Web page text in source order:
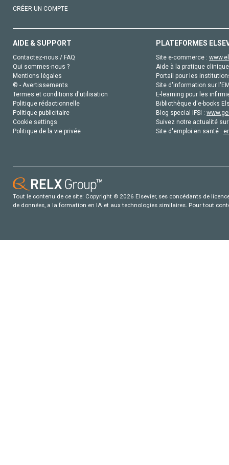
CRÉER UN COMPTE
AIDE & SUPPORT
Contactez-nous / FAQ
Qui sommes-nous ?
Mentions légales
© - Avertissements
Termes et conditions d'utilisation
Politique rédactionnelle
Politique publicitaire
Cookie settings
Politique de la vie privée
PLATEFORMES
Site e-commerce :
Aide à la pratique
Portail pour les
Site d'information sur
E-learning pour les
Bibliothèque d'e-books
Blog special IFSI :
Suivez notre actualité
Site d'emploi en santé :
Tout le contenu de ce site: Copyright © 2026 Elsevier, ses concédants de
de données, a la formation en IA et aux technologies similaires. Pour tout